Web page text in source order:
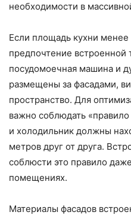
необходимости в
Если площадь кухни менее
предпочтение встроенной
посудомоечная машина и
размещены за фасадами,
пространство. Для
важно соблюдать
и холодильник должны
метров друг от друга.
соблюсти это правило
помещениях.
Материалы фасадов